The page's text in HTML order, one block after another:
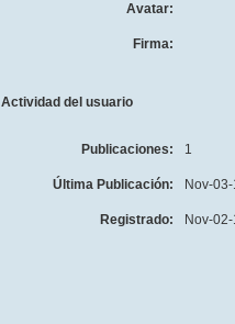
Avatar:
Firma:
Actividad del usuario
Publicaciones: 1
Última Publicación: Nov-
Registrado: Nov-